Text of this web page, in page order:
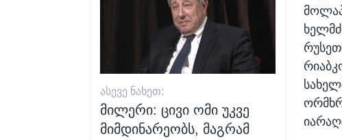
ᲐᲡᲔᲕᲔ ᲜᲐᲮᲔᲗ:
მილერი: ცივი ომი უკვე
მიმდინარეობს, მაგრამ